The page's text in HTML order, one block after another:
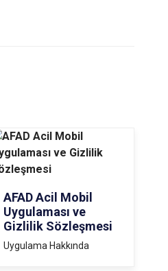
AFAD Acil Mobil
Uygulaması ve
Gizlilik Sözleşmesi
Uygulama Hakkında